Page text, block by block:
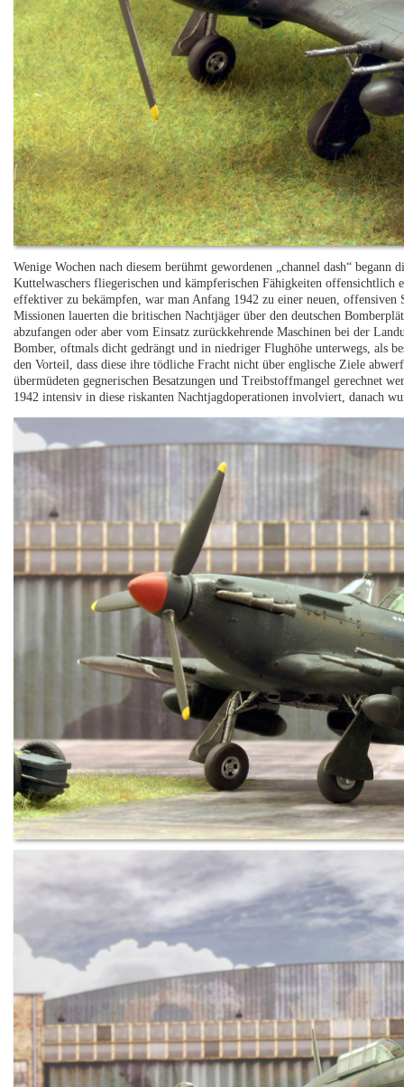
Wenige Wochen nach diesem berühmt gewordenen „channel dash“
Kuttelwaschers fliegerischen und kämpferischen Fähigkeiten offensichtlich
effektiver zu bekämpfen, war man Anfang 1942 zu einer neuen, offensiven
Missionen lauerten die britischen Nachtjäger über den deutschen
abzufangen oder aber vom Einsatz zurückkehrende Maschinen bei der
Bomber, oftmals dicht gedrängt und in niedriger Flughöhe unterwegs, als
den Vorteil, dass diese ihre tödliche Fracht nicht über englische Ziele
übermüdeten gegnerischen Besatzungen und Treibstoffmangel gerechnet
1942 intensiv in diese riskanten Nachtjagdoperationen involviert, danach